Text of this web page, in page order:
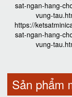
sat-ngan-hang-
vung-
https://
sat-ngan-hang-
vung-
Sản phẩm